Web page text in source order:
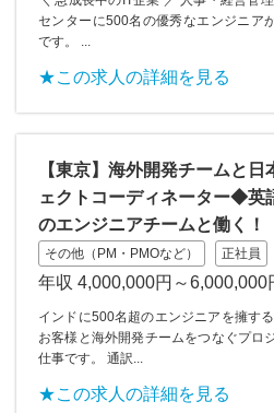
センターに500名の優秀なエンジニア
です。 ...
★この求人の詳細を見る
【東京】海外開発チームと
ェクトコーディネーター◆英
のエンジニアチームと働く！
その他（PM・PMOなど） 正社員
年収 4,000,000円～6,000,000
インドに500名超のエンジニアを擁す
お客様と海外開発チームをつなぐプロ
仕事です。 通訳...
★この求人の詳細を見る